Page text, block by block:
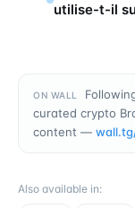
utilise-t-il
ON WALL
curated crypto
content —
Also available in: